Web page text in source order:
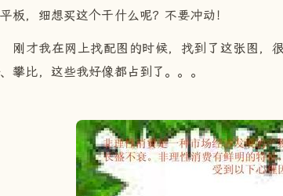
板，细想买这个干什么呢？不要冲动！
刚才我在网上找配图的时候，找到了这张图，
攀比，这些我好像都占到了。。。